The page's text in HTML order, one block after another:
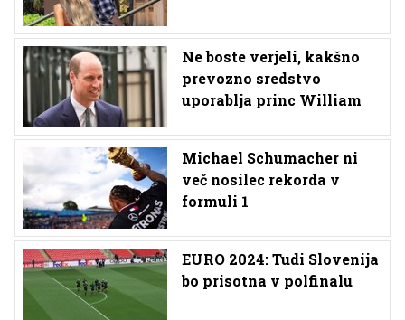
Ne boste verjeli, kakšno
prevozno sredstvo
uporablja princ William
Michael Schumacher ni
več nosilec rekorda v
formuli 1
EURO 2024: Tudi Slovenija
bo prisotna v polfinalu